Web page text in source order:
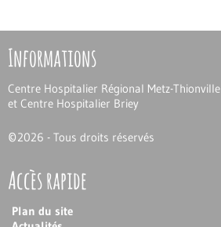
Informations
Centre Hospitalier Régional Metz-Thionville
et Centre Hospitalier Briey
©2026 - Tous droits réservés
Accès rapide
Plan du site